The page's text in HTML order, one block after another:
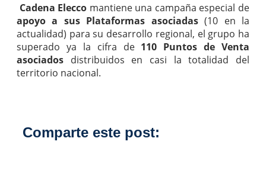
Cadena Elecco mantiene una campaña especial de
apoyo a sus Plataformas asociadas(10 en la
actualidad) para su desarrollo regional, el grupo ha
superado ya la cifra de 110 Puntos de Venta
asociados distribuidos en casi la totalidad del
territorio nacional.
Comparte este post: